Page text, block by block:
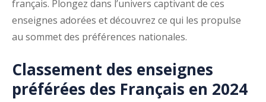
français. Plongez dans l’univers captivant de ces
enseignes adorées et découvrez ce qui les propulse
au sommet des préférences nationales.
Classement des enseignes
préférées des Français en 2024